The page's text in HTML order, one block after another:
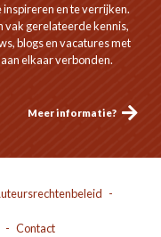
en te verrijken.
gerelateerde kennis,
blogs en vacatures met
elkaar verbonden.
Meer informatie?
Contact